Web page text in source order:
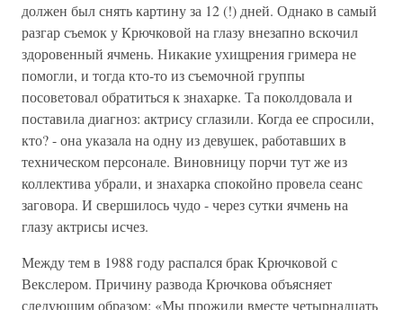
должен был снять картину за 12 (!) дней. Однако в самый
разгар съемок у Крючковой на глазу внезапно вскочил
здоровенный ячмень. Никакие ухищрения гримера не
помогли, и тогда кто-то из съемочной группы
посоветовал обратиться к знахарке. Та поколдовала и
поставила диагноз: актрису сглазили. Когда ее спросили,
кто? - она указала на одну из девушек, работавших в
техническом персонале. Виновницу порчи тут же из
коллектива убрали, и знахарка спокойно провела сеанс
заговора. И свершилось чудо - через сутки ячмень на
глазу актрисы исчез.
Между тем в 1988 году распался брак Крючковой с
Векслером. Причину развода Крючкова объясняет
следующим образом: «Мы прожили вместе четырнадцать